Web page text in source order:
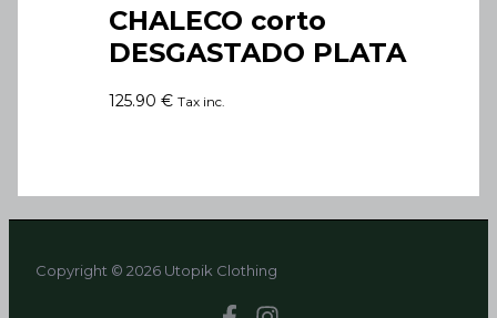
CHALECO corto
DESGASTADO PLATA
125.90 € Tax inc.
Copyright © 2026 Utopik Clothing